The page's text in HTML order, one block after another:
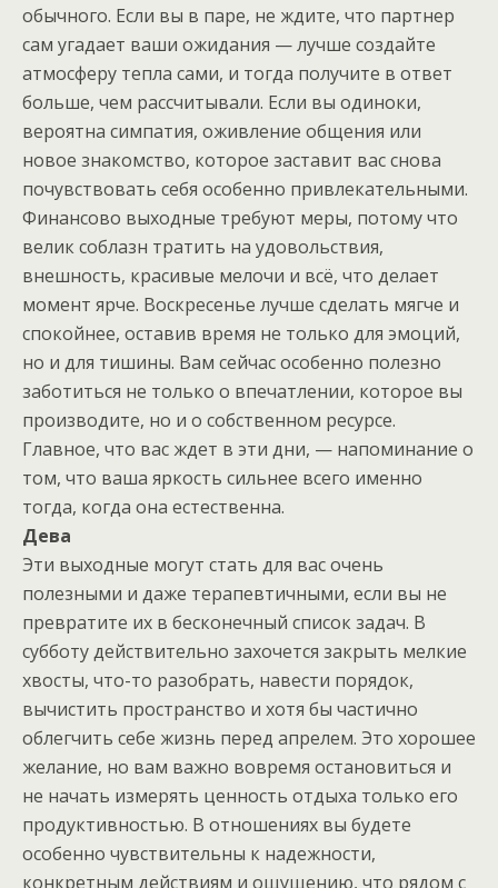
обычного. Если вы в паре, не ждите, что партнер
сам угадает ваши ожидания — лучше создайте
атмосферу тепла сами, и тогда получите в ответ
больше, чем рассчитывали. Если вы одиноки,
вероятна симпатия, оживление общения или
новое знакомство, которое заставит вас снова
почувствовать себя особенно привлекательными.
Финансово выходные требуют меры, потому что
велик соблазн тратить на удовольствия,
внешность, красивые мелочи и всё, что делает
момент ярче. Воскресенье лучше сделать мягче и
спокойнее, оставив время не только для эмоций,
но и для тишины. Вам сейчас особенно полезно
заботиться не только о впечатлении, которое вы
производите, но и о собственном ресурсе.
Главное, что вас ждет в эти дни, — напоминание о
том, что ваша яркость сильнее всего именно
тогда, когда она естественна.
Дева
Эти выходные могут стать для вас очень
полезными и даже терапевтичными, если вы не
превратите их в бесконечный список задач. В
субботу действительно захочется закрыть мелкие
хвосты, что-то разобрать, навести порядок,
вычистить пространство и хотя бы частично
облегчить себе жизнь перед апрелем. Это хорошее
желание, но вам важно вовремя остановиться и
не начать измерять ценность отдыха только его
продуктивностью. В отношениях вы будете
особенно чувствительны к надежности,
конкретным действиям и ощущению, что рядом с